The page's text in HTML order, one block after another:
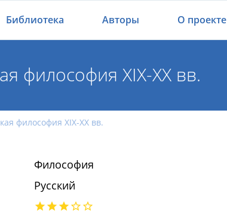
Библиотека Авторы О проекте
философия XIX-XX вв.
философия XIX-XX вв.
Философия
Русский